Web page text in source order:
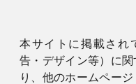
本サイトに掲載され
告・デザイン等）に
り、他のホームペー